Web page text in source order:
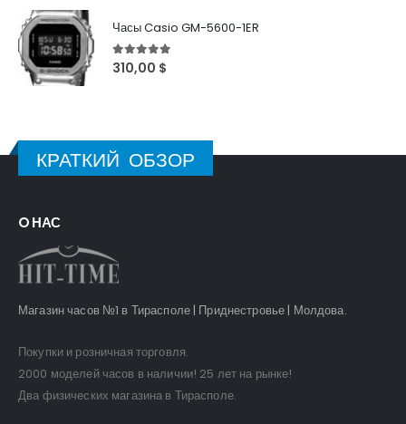
Часы Casio GM-5600-1ER
5out of 5
310,00 $
КРАТКИЙ ОБЗОР
O НАС
Магазин часов №1 в Тирасполе | Приднестровье | Молдова.
Покупки и розничная торговля.
2000 моделей часов в наличии! 25 лет на рынке!
Два физических магазина в Тирасполе.